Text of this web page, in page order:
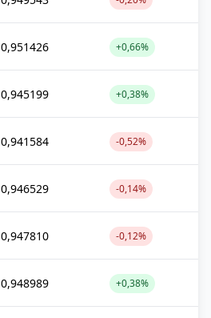
0,951426 +0,66%
0,945199 +0,38%
0,941584 -0,52%
0,946529 -0,14%
0,947810 -0,12%
0,948989 +0,38%